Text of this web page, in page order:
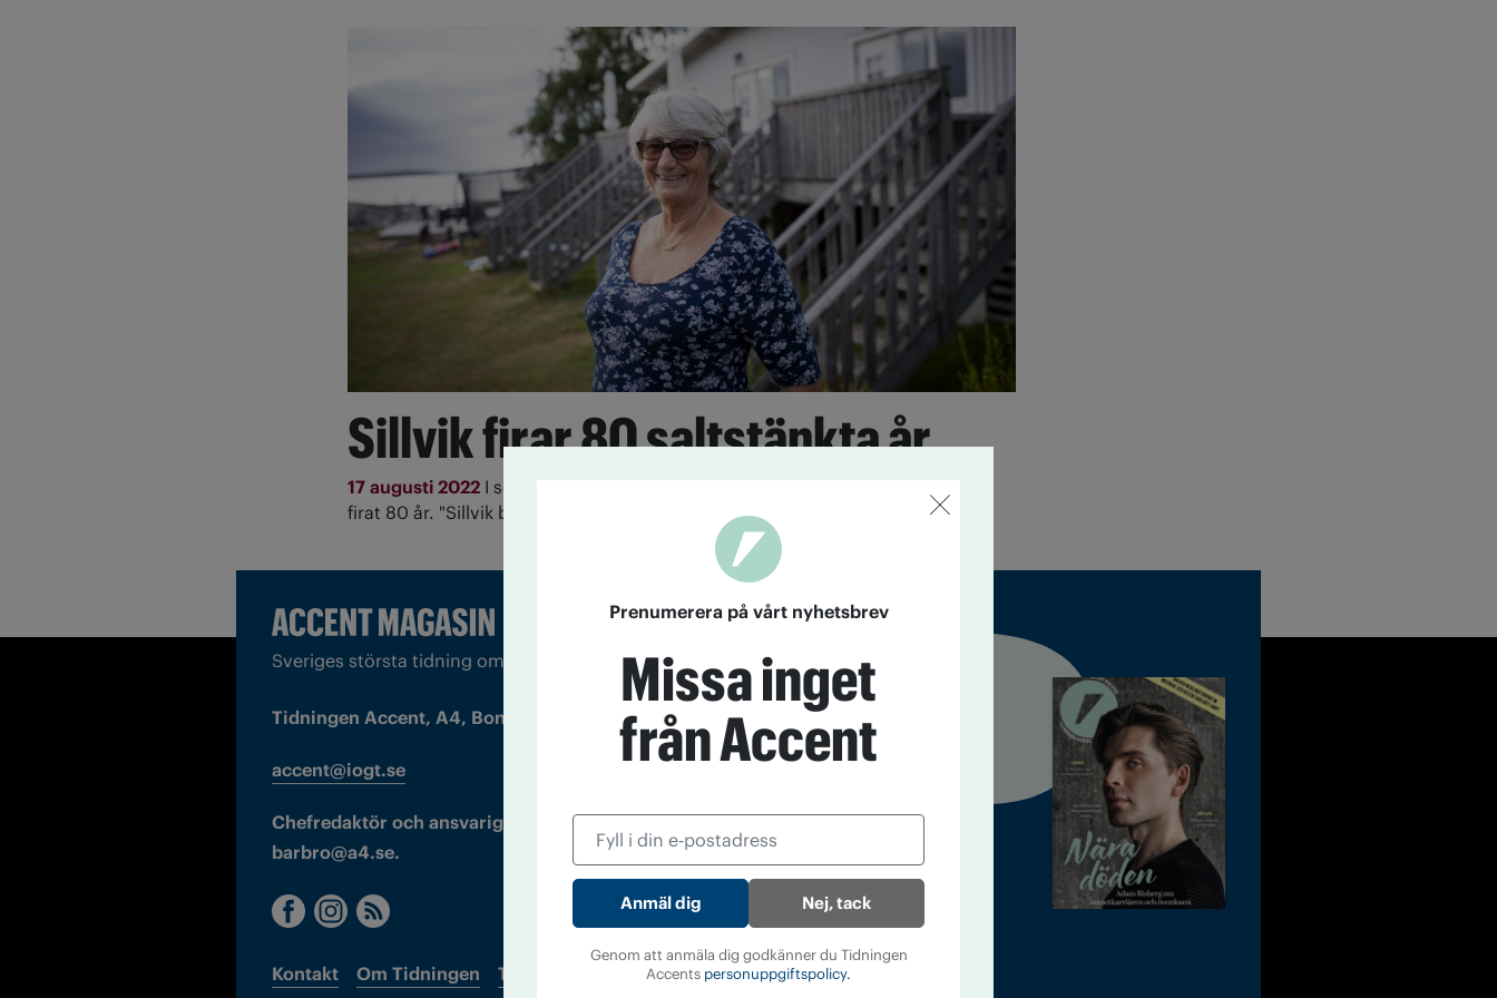
Sillvik firar 80 saltstänkta år
17 augusti 2022 I sommar har IOGT-NTO:s sommarhem på Hisingen
firat 80 år. "Sillvik betyder sommar."
Sveriges största tidning om droger och nykterhet
Tidningen Accent, A4, Bondegatan 21, 116 33 Stockholm
accent@iogt.se
Chefredaktör och ansvarig utgivare: Barbro Janson Lundkvist,
barbro@a4.se.
Kontakt Om Tidningen Tidningsarkiv In English
Prenumerera på vårt nyhetsbrev
Missa inget
från Accent
Nej, tack
Genom att anmäla dig godkänner du Tidningen
Accents personuppgiftspolicy.